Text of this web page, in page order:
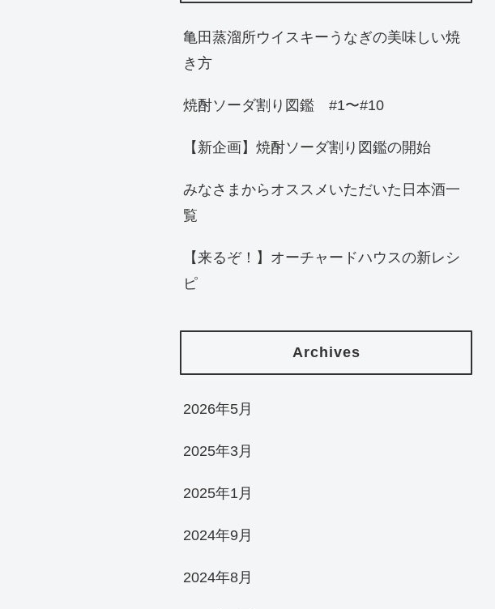
亀田蒸溜所ウイスキーうなぎの美味しい焼
き方
焼酎ソーダ割り図鑑 #1〜#10
【新企画】焼酎ソーダ割り図鑑の開始
みなさまからオススメいただいた日本酒一
覧
【来るぞ！】オーチャードハウスの新レシ
ピ
Archives
2026年5月
2025年3月
2025年1月
2024年9月
2024年8月